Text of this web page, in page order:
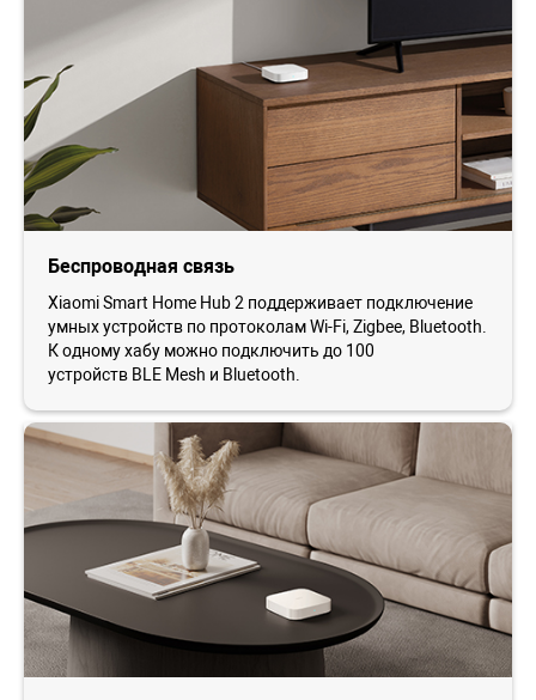
Беспроводная связь
Xiaomi Smart Home Hub 2 поддерживает подключение
умных устройств по протоколам Wi-Fi, Zigbee, Bluetooth.
К одному хабу можно подключить до 100
устройств BLE Mesh и Bluetooth.